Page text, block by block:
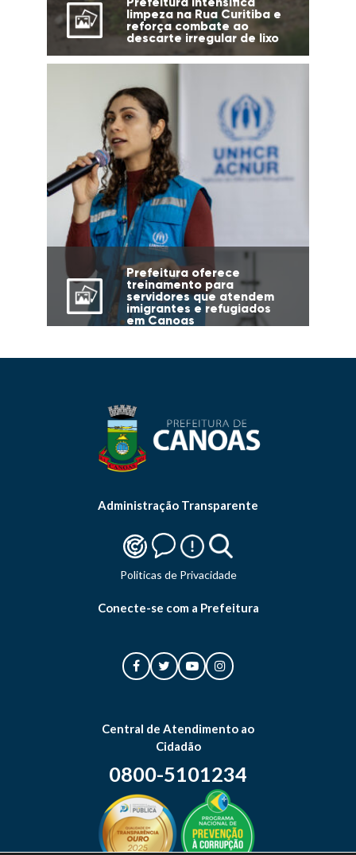
limpeza na Rua Curitiba e
reforça combate ao
descarte irregular de lixo
Prefeitura oferece
treinamento para
servidores que atendem
imigrantes e refugiados
em Canoas
Administração Transparente
Politicas de Privacidade
Conecte-se com a Prefeitura
Central de Atendimento ao
Cidadão
0800-5101234